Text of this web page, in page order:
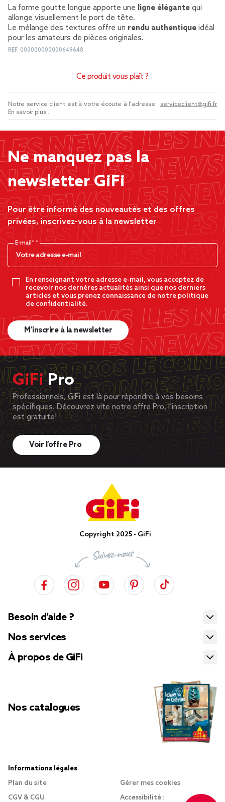
La forme goutte longue apporte une ligne élégante qui
allonge visuellement le port de tête.
Le mélange des textures offre un rendu authentique idéal
pour les amateurs de pièces originales.
REF. 000000000000649648
Ce produit vous plaît ?
Notre service client est à votre écoute à l'adresse : serviceclient@gifi.fr
En savoir plus...
Ne manquez pas la
newsletter GiFi
Pour être informé des nouveautés et des offres
privées, inscrivez-vous à la newsletter
E-mail*
En renseignant votre adresse e-mail, vous acceptez de
recevoir nos dernères actualités ainsi que nos derniers
articles et vous prenez connaissance de notre politique
de confidentialité.
M’inscrire à la newsletter
GiFiPro
Professionnels, GiFi est là pour répondre à vos besoins
spécifiques. Découvrez vite notre offre Pro, l’inscription
est gratuite!
Voir l’offre Pro
Copyright 2025 - GiFi
Besoin d’aide ?
Nos services
À propos de GiFi
Nos catalogues
Informations légales
Plan du site
CGV & CGU
Gérer mes cookies
Accessibilité :